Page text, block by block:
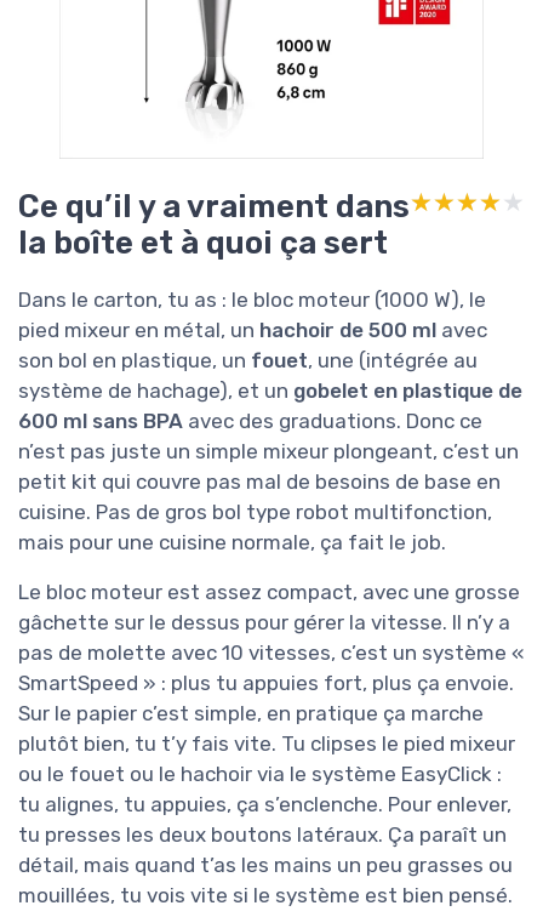
Ce qu’il y a vraiment dans
la boîte et à quoi ça sert
★★★★★
★★★★★
Dans le carton, tu as : le bloc moteur (1000 W), le
pied mixeur en métal, un hachoir de 500 ml avec
son bol en plastique, un fouet, une (intégrée au
système de hachage), et un gobelet en plastique de
600 ml sans BPA avec des graduations. Donc ce
n’est pas juste un simple mixeur plongeant, c’est un
petit kit qui couvre pas mal de besoins de base en
cuisine. Pas de gros bol type robot multifonction,
mais pour une cuisine normale, ça fait le job.
Le bloc moteur est assez compact, avec une grosse
gâchette sur le dessus pour gérer la vitesse. Il n’y a
pas de molette avec 10 vitesses, c’est un système «
SmartSpeed » : plus tu appuies fort, plus ça envoie.
Sur le papier c’est simple, en pratique ça marche
plutôt bien, tu t’y fais vite. Tu clipses le pied mixeur
ou le fouet ou le hachoir via le système EasyClick :
tu alignes, tu appuies, ça s’enclenche. Pour enlever,
tu presses les deux boutons latéraux. Ça paraît un
détail, mais quand t’as les mains un peu grasses ou
mouillées, tu vois vite si le système est bien pensé.